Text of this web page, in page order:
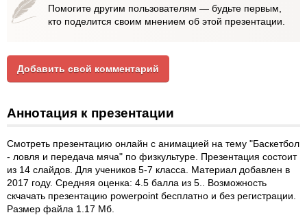
Помогите другим пользователям — будьте первым,
кто поделится своим мнением об этой презентации.
Добавить свой комментарий
Аннотация к презентации
Смотреть презентацию онлайн с анимацией на тему "Баскетбол
- ловля и передача мяча" по физкультуре. Презентация состоит
из 14 слайдов. Для учеников 5-7 класса. Материал добавлен в
2017 году. Средняя оценка: 4.5 балла из 5.. Возможность
скчачать презентацию powerpoint бесплатно и без регистрации.
Размер файла 1.17 Мб.